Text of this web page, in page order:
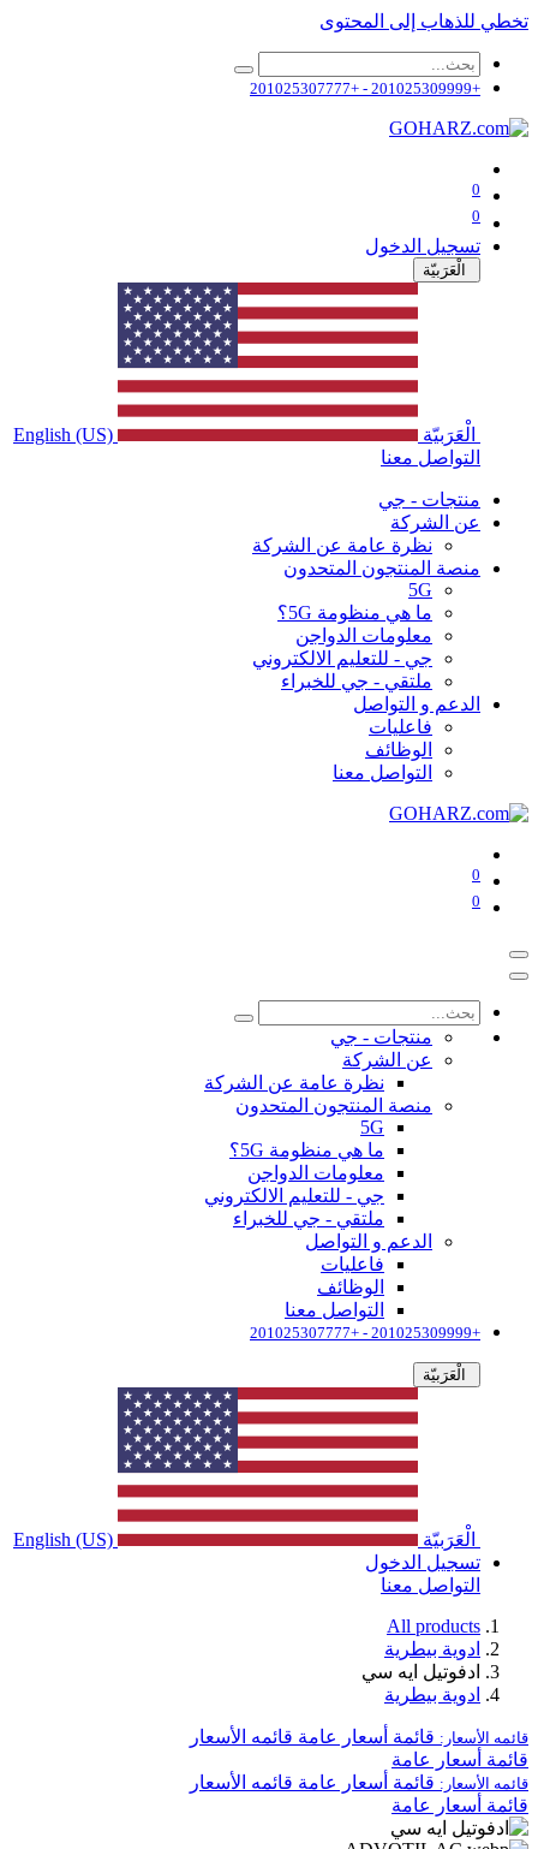
تخطي للذهاب إلى المحتوى
+201025309999 - +201025307777
0
0
تسجيل الدخول
الْعَرَبيّة
الْعَرَبيّة
English (US)
التواصل معنا
منتجات - جي
عن الشركة
نظرة عامة عن الشركة
منصة المنتجون المتحدون
5G
ما هي منظومة 5G؟
معلومات الدواجن
جي - للتعليم الالكتروني
ملتقي - جي للخبراء
الدعم و التواصل
فاعليات
الوظائف
التواصل معنا
0
0
منتجات - جي
عن الشركة
نظرة عامة عن الشركة
منصة المنتجون المتحدون
5G
ما هي منظومة 5G؟
معلومات الدواجن
جي - للتعليم الالكتروني
ملتقي - جي للخبراء
الدعم و التواصل
فاعليات
الوظائف
التواصل معنا
+201025309999 - +201025307777
الْعَرَبيّة
الْعَرَبيّة
English (US)
تسجيل الدخول
التواصل معنا
All products
ادوية بيطرية
ادفوتيل ايه سي
ادوية بيطرية
قائمه الأسعار: قائمة أسعار عامة قائمه الأسعار
قائمة أسعار عامة
قائمه الأسعار: قائمة أسعار عامة قائمه الأسعار
قائمة أسعار عامة